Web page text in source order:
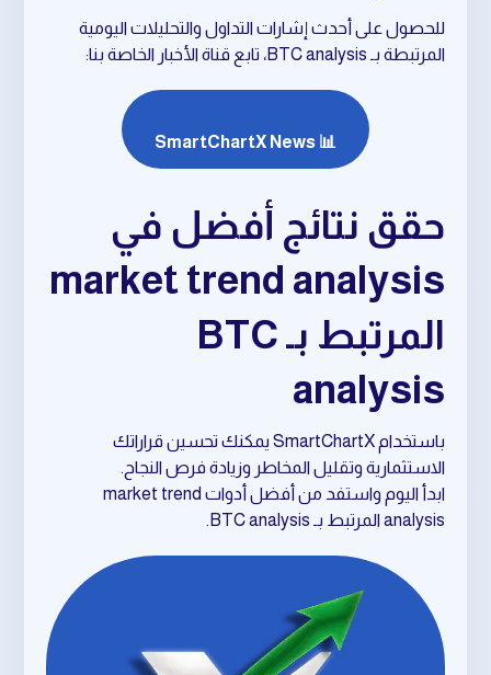
للحصول على أحدث إشارات التداول والتحليلات اليومية
المرتبطة بـ BTC analysis، تابع قناة الأخبار الخاصة بنا:
📊 SmartChartX News
حقق نتائج أفضل في
market trend analysis
المرتبط بـ BTC
analysis
باستخدام SmartChartX يمكنك تحسين قراراتك
الاستثمارية وتقليل المخاطر وزيادة فرص النجاح.
ابدأ اليوم واستفد من أفضل أدوات market trend
analysis المرتبط بـ BTC analysis.